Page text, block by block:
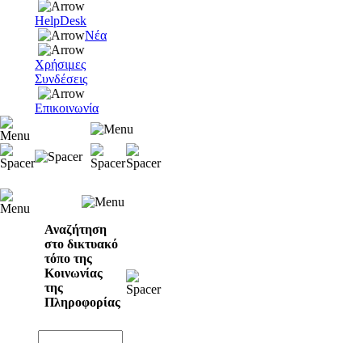
HelpDesk
Νέα
Χρήσιμες
Συνδέσεις
Επικοινωνία
Αναζήτηση
στο δικτυακό
τόπο της
Κοινωνίας
της
Πληροφορίας